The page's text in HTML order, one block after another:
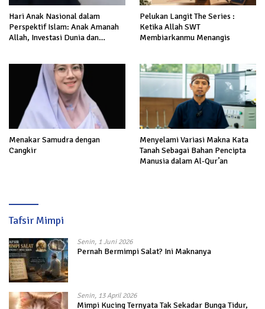
Hari Anak Nasional dalam
Perspektif Islam: Anak Amanah
Allah, Investasi Dunia dan
Pelukan Langit The Series :
Ketika Allah SWT
Membiarkanmu Menangis
Menakar Samudra dengan
Cangkir
Menyelami Variasi Makna Kata
Tanah Sebagai Bahan Pencipta
Manusia dalam Al-Qur’an
Tafsir Mimpi
Senin, 1 Juni 2026
Pernah Bermimpi Salat? Ini Maknanya
Senin, 13 April 2026
Mimpi Kucing Ternyata Tak Sekadar Bunga Tidur,